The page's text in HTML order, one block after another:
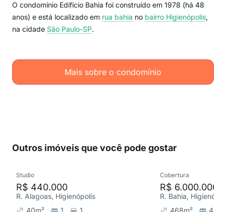
O condomínio Edificio Bahia foi construído em 1978 (há 48
anos) e está localizado em rua bahia no bairro Higienópolis,
na cidade São Paulo-SP.
Mais sobre o condomínio
Outros imóveis que você pode gostar
Studio
R$ 440.000
R. Alagoas, Higienópolis
40m² 1
1
Cobertura
R$ 6.000.000
R. Bahia,
468m²
4